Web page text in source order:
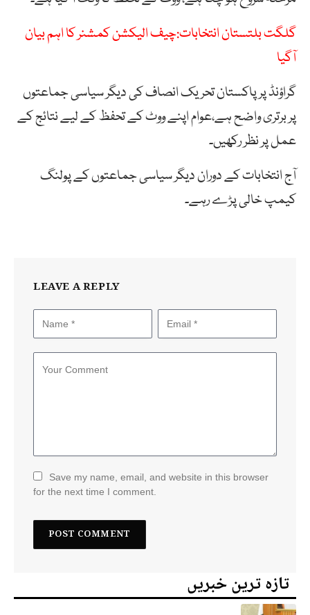
گلگت بلتستان انتخابات:چیف الیکشن کمشنر کا اہم بیان
آگیا
گراؤنڈ پر پاکستان تحریک انصاف کی دیگر سیاسی جماعتوں
پر برتری واضح ہے،عوام اپنے ووٹ کے تحفظ کے لیے نتائج کے
عمل پر نظر رکھیں۔
آج انتخابات کے دوران دیگر سیاسی جماعتوں کے پولنگ
کیمپ خالی پڑے رہے۔
LEAVE A REPLY
Save my name, email, and website in this browser
for the next time I comment.
تازہ ترین خبریں